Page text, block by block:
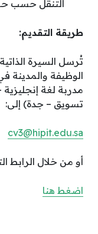
التنقل حسب
طريقة التقديم:
الوظيفة والمدينة
مدربة لغة
تسويق – جدة) إلى:
cv3@hipit.edu.sa
أو من خلال الرابط
اضغط هنا